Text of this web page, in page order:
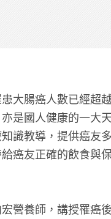
大腸癌人數已經超
是國人健康的一大
識教導，提供癌友
癌友正確的飲食與
營養師，講授罹癌